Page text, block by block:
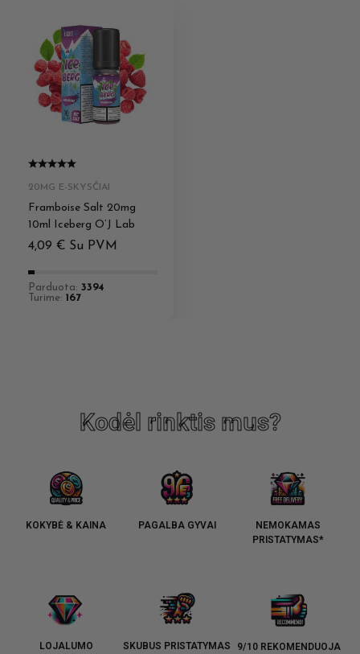
20MG E-SKYSČIAI
Framboise Salt 20mg
10ml Iceberg O’J Lab
4,09 € Su PVM
Parduota: 3394
Turime: 167
Kodėl rinktis mus?
KOKYBĖ & KAINA PAGALBA GYVAI
NEMOKAMAS
PRISTATYMAS*
LOJALUMO
SKUBUS PRISTATYMAS 9/10 REKOMENDUOJA